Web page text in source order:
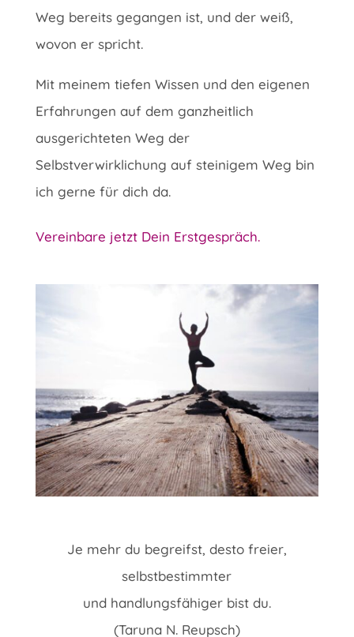
Weg bereits gegangen ist, und der weiß,
wovon er spricht.
Mit meinem tiefen Wissen und den eigenen
Erfahrungen auf dem ganzheitlich
ausgerichteten Weg der
Selbstverwirklichung auf steinigem Weg bin
ich gerne für dich da.
Vereinbare jetzt Dein Erstgespräch.
Je mehr du begreifst, desto freier,
selbstbestimmter
und handlungsfähiger bist du.
(Taruna N. Reupsch)